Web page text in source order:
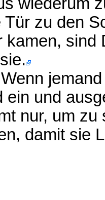
zu den
kamen, sind
ein und
nur, um
damit sie